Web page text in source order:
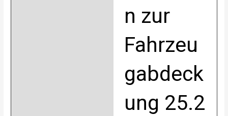
n zur
Fahrzeu
gabdeck
ung 25.2